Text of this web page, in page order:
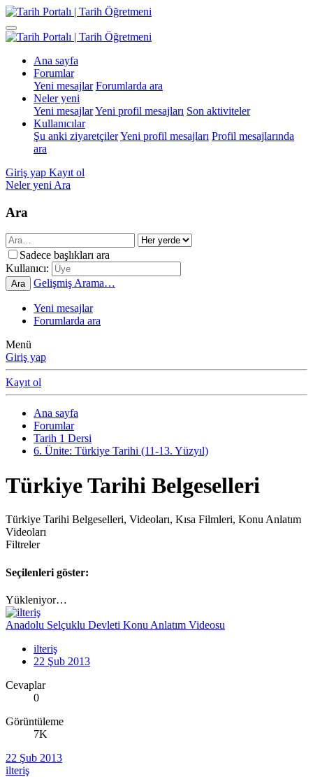
Ana sayfa
Forumlar
Yeni mesajlar Forumlarda ara
Neler yeni
Yeni mesajlarYeni profil mesajları Son aktiviteler
Kullanıcılar
Şu anki ziyaretçilerYeni profil mesajları Profil mesajlarında
ara
Giriş yap Kayıt ol
Neler yeni Ara
Ara
Sadece başlıkları ara
Kullanıcı:
Ara Gelişmiş Arama…
Yeni mesajlar
Forumlarda ara
Menü
Giriş yap
Kayıt ol
Ana sayfa
Forumlar
Tarih 1 Dersi
6. Ünite: Türkiye Tarihi (11-13. Yüzyıl)
Türkiye Tarihi Belgeselleri
Türkiye Tarihi Belgeselleri, Videoları, Kısa Filmleri, Konu Anlatım
Videoları
Filtreler
Seçilenleri göster:
Yükleniyor…
Anadolu Selçuklu Devleti Konu Anlatım Videosu
ilteriş
22 Şub 2013
Cevaplar
0
Görüntüleme
7K
22 Şub 2013
ilteriş